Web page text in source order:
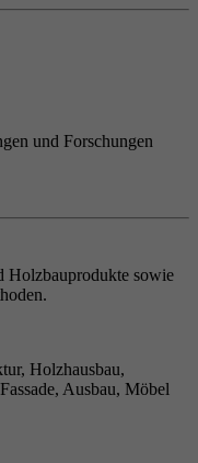
und Forschungen
Holzbauprodukte sowie
Holzhausbau,
Ausbau, Möbel